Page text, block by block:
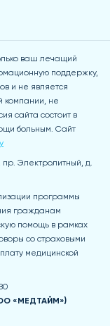
ваш лечащий
поддержку,
и не является
компании, не
сайта состоит в
больным. Сайт
пр. Электролитный, д.
программы
гражданам
помощь в рамках
со страховыми
медицинской
«МЕДТАЙМ»)